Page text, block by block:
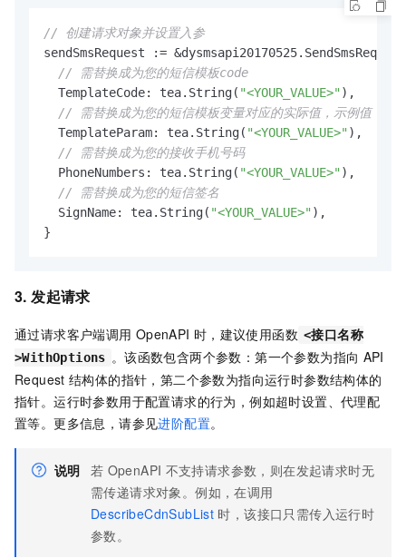
// 创建请求对象并设置入参
sendSmsRequest :=
// 需替换成为您的短信模板code
  TemplateCode: tea.String(
"<YOUR_VALUE>" ),
// 需替换成为您的短信模板变量对应的实际值，示例值：
  TemplateParam: tea.String(
"<YOUR_VALUE>" ),
// 需替换成为您的接收手机号码
  PhoneNumbers: tea.String(
"<YOUR_VALUE>" ),
// 需替换成为您的短信签名
  SignName: tea.String(
"<YOUR_VALUE>" ),
}
3. 发起请求
通过请求客户端调用 OpenAPI 时，建议使用函数 <接口名称
>WithOptions 。该函数包含两个参数：第一个参数为指向 API
Request 结构体的指针，第二个参数为指向运行时参数结构体的
指针。运行时参数用于配置请求的行为，例如超时设置、代理配
置等。更多信息，请参见进阶配置。
说明 若 OpenAPI 不支持请求参数，则在发起请求时无
需传递请求对象。例如，在调用
DescribeCdnSubList 时，该接口只需传入运行时
参数。